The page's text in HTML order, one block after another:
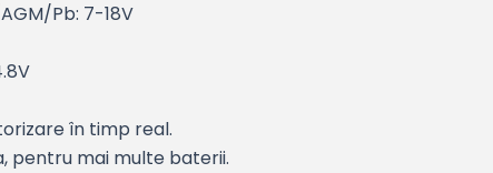
Pb: 7-18V
în timp real.
pentru mai multe baterii.